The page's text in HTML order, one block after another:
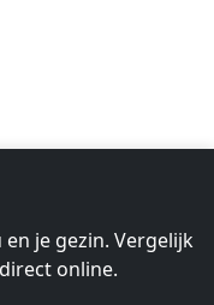
je gezin. Vergelijk
online.